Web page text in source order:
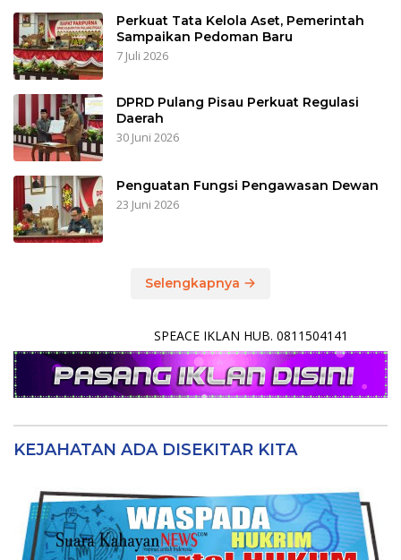
Perkuat Tata Kelola Aset, Pemerintah
Sampaikan Pedoman Baru
7 Juli 2026
DPRD Pulang Pisau Perkuat Regulasi
Daerah
30 Juni 2026
Penguatan Fungsi Pengawasan Dewan
23 Juni 2026
Selengkapnya
SPEACE IKLAN HUB. 0811504141
KEJAHATAN ADA DISEKITAR KITA